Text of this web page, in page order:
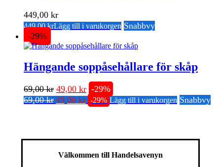
449,00 kr
449,00krLägg till i varukorgen Snabbvy
-29%
Hängande soppåsehållare för skåp
69,00kr Det
ursprungliga
49,00 krDet
nuvarande
-29%
69,00krDet
ursprungliga
49,00 krDet
nuvarande
-29% Lägg till i varukorgen Snabbvy
Välkommen till Handelsavenyn